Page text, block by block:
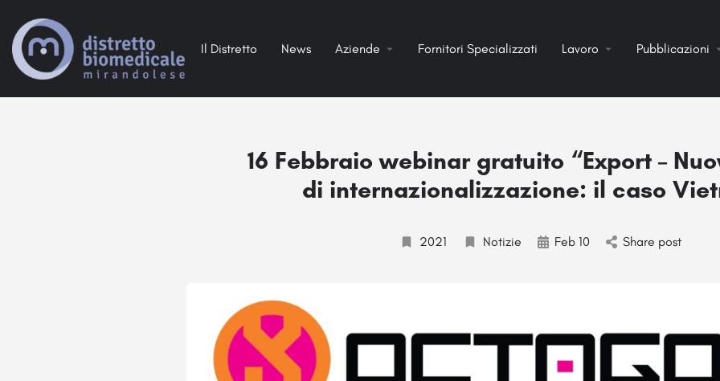
Il Distretto News Aziende Fornitori Specializzati Lavoro Pubblicazioni
16 Febbraio webinar gratuito “Export –
di internazionalizzazione: il caso
2021 Notizie Feb 10 Share post